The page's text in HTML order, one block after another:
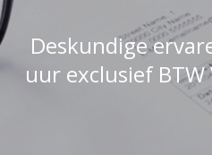
Deskundige
uur exclusief